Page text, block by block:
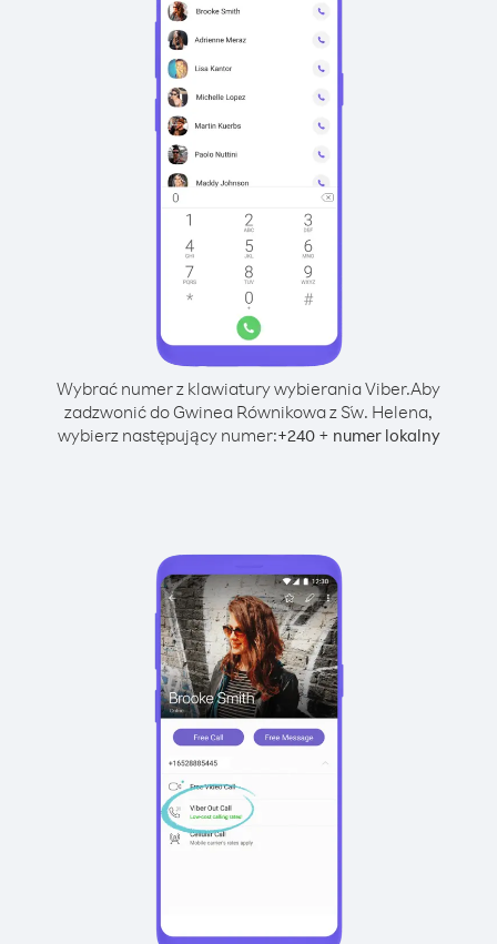
Wybrać numer z klawiatury wybierania Viber.Aby
zadzwonić do Gwinea Równikowa z Św. Helena,
wybierz następujący numer:+240+ numer lokalny